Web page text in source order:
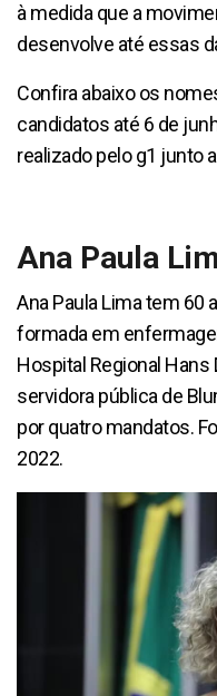
à medida que a
desenvolve até essas
Confira abaixo os
candidatos até 6 de
realizado pelo g1 junto
Ana Paula
Ana Paula Lima tem 60
formada em
Hospital Regional Hans
servidora pública de
por quatro mandatos.
2022.